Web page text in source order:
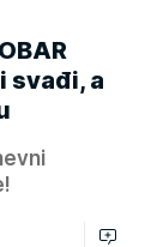
svađi, a